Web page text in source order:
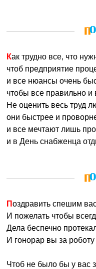
Как трудно все, что
чтоб предприятие
и все нюансы очень
чтобы все правильно и
Не оценить весь труд
они быстрее и
и все мечтают лишь
и в День снабженца
Поздравить спешим
И пожелать чтобы
Дела беспечно
И гонорар вы за
Чтоб не было бы у вас